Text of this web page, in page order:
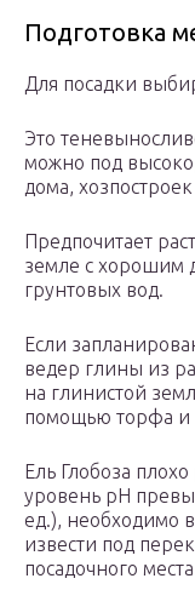
Подготовка
Для посадки
Это
можно под
дома,
Предпочитает
земле с хорошим
грунтовых вод.
Если
ведер глины из
на глинистой
помощью торфа и
Ель Глобоза
уровень рН
ед.), необходимо
извести под
посадочного